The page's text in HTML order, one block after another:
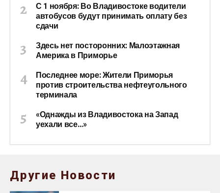
С 1 ноября: Во Владивостоке водители
автобусов будут принимать оплату без
сдачи
Здесь нет посторонних: Малоэтажная
Америка в Приморье
Последнее море: Жители Приморья
против строительства нефтеугольного
терминала
«Однажды из Владивостока на Запад
уехали все…»
Другие Новости